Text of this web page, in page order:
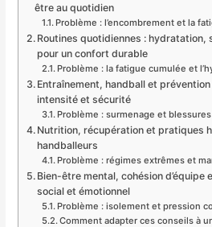
être au quotidien
Problème : l’encombrement et la
Routines quotidiennes : hydratation,
pour un confort durable
Problème : la fatigue cumulée et
Entraînement, handball et
intensité et sécurité
Problème : surmenage et
Nutrition, récupération et pratiques
handballeurs
Problème : régimes extrêmes et
Bien-être mental, cohésion
social et émotionnel
Problème : isolement et pression
Comment adapter ces conseils à